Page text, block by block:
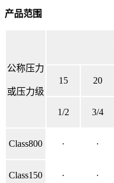
产品范围
公称压力
或压力级
15 20
1/2 3/4
Class800 · ·
Class150 · ·